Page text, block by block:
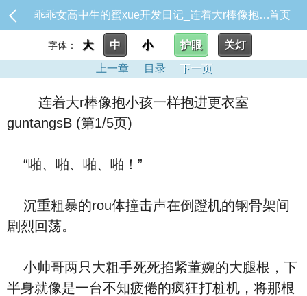
乖乖女高中生的蜜xue开发日记_连着大r棒像抱小孩一样抱进更衣室 guntangsB首页
字体： 大 中 小 护眼
关灯
上一章
目录 下一页
连着大r棒像抱小孩一样抱进更衣室
guntangsB (第1/5页)
“啪、啪、啪、啪！”
沉重粗暴的rou体撞击声在倒蹬机的钢骨架间
剧烈回荡。
小帅哥两只大粗手死死掐紧董婉的大腿根，下
半身就像是一台不知疲倦的疯狂打桩机，将那根